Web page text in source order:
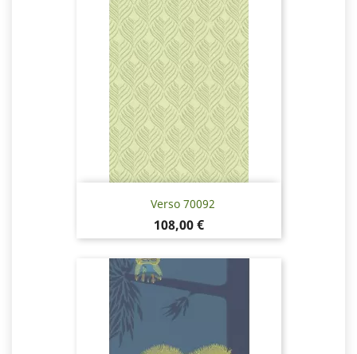
Verso 70092
Hinta
108,00 €